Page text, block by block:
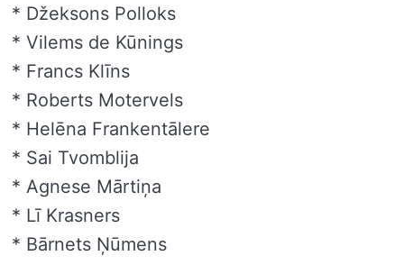
* Džeksons Polloks
* Vilems de Kūnings
* Francs Klīns
* Roberts Motervels
* Helēna Frankentālere
* Sai Tvomblija
* Agnese Mārtiņa
* Lī Krasners
* Bārnets Ņūmens